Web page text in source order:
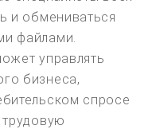
и обмениваться
файлами.
управлять
бизнеса,
спросе